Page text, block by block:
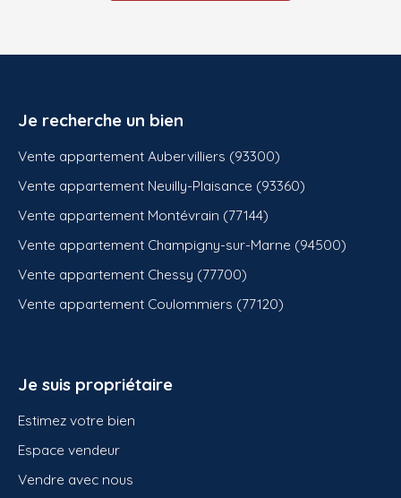
Je recherche un bien
Vente appartement Aubervilliers (93300)
Vente appartement Neuilly-Plaisance (93360)
Vente appartement Montévrain (77144)
Vente appartement Champigny-sur-Marne (94500)
Vente appartement Chessy (77700)
Vente appartement Coulommiers (77120)
Je suis propriétaire
Estimez votre bien
Espace vendeur
Vendre avec nous